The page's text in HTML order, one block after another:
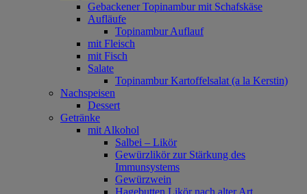
Gebackener Topinambur mit Schafskäse
Aufläufe
Topinambur Auflauf
mit Fleisch
mit Fisch
Salate
Topinambur Kartoffelsalat (a la Kerstin)
Nachspeisen
Dessert
Getränke
mit Alkohol
Salbei – Likör
Gewürzlikör zur Stärkung des
Immunsystems
Gewürzwein